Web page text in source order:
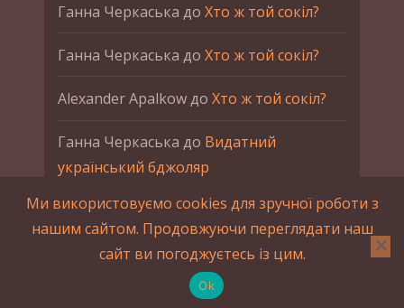
Ганна Черкаська до Хто ж той сокіл?
Ганна Черкаська до Хто ж той сокіл?
Alexander Apalkowдо Хто ж той сокіл?
Ганна Черкаська до Видатний
український бджоляр
Ганна ЧеркаськадоПетро Франко
2015-2023 © UAHistory Всі права застережено.
При використанні матеріалів сайта обов'язкове
зворотнє посилання.
Ми використовуємо cookies для зручної роботи з
нашим сайтом. Продовжуючи переглядати наш
сайт ви погоджуєтесь із цим.
Ok